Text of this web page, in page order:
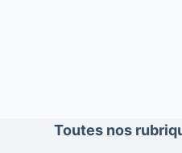
Toutes nos